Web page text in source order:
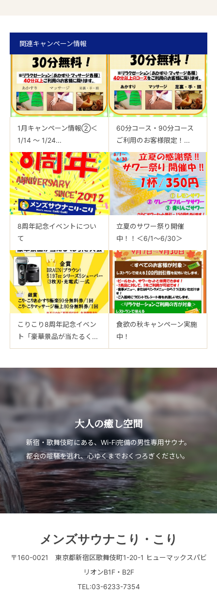
関連キャンペーン情報
1月キャンペーン情報②＜
1/14 ～ 1/24...
60分コース・90分コース
ご利用のお客様限定！...
8周年記念イベントについ
て
立夏のサワー祭り開催
中！！＜6/1～6/30＞
こりこり8周年記念イベン
ト「豪華景品が当たるく...
食欲の秋キャンペーン実施
中！
大人の癒し空間
新宿・歌舞伎町にある、Wi-Fi完備の男性専用サウナ。
都会の喧騒を逃れ、心ゆくまでおくつろぎください。
メンズサウナこり・こり
〒160-0021 東京都新宿区歌舞伎町1-20-1 ヒューマックスパビ
リオンB1F・B2F
TEL:03-6233-7354